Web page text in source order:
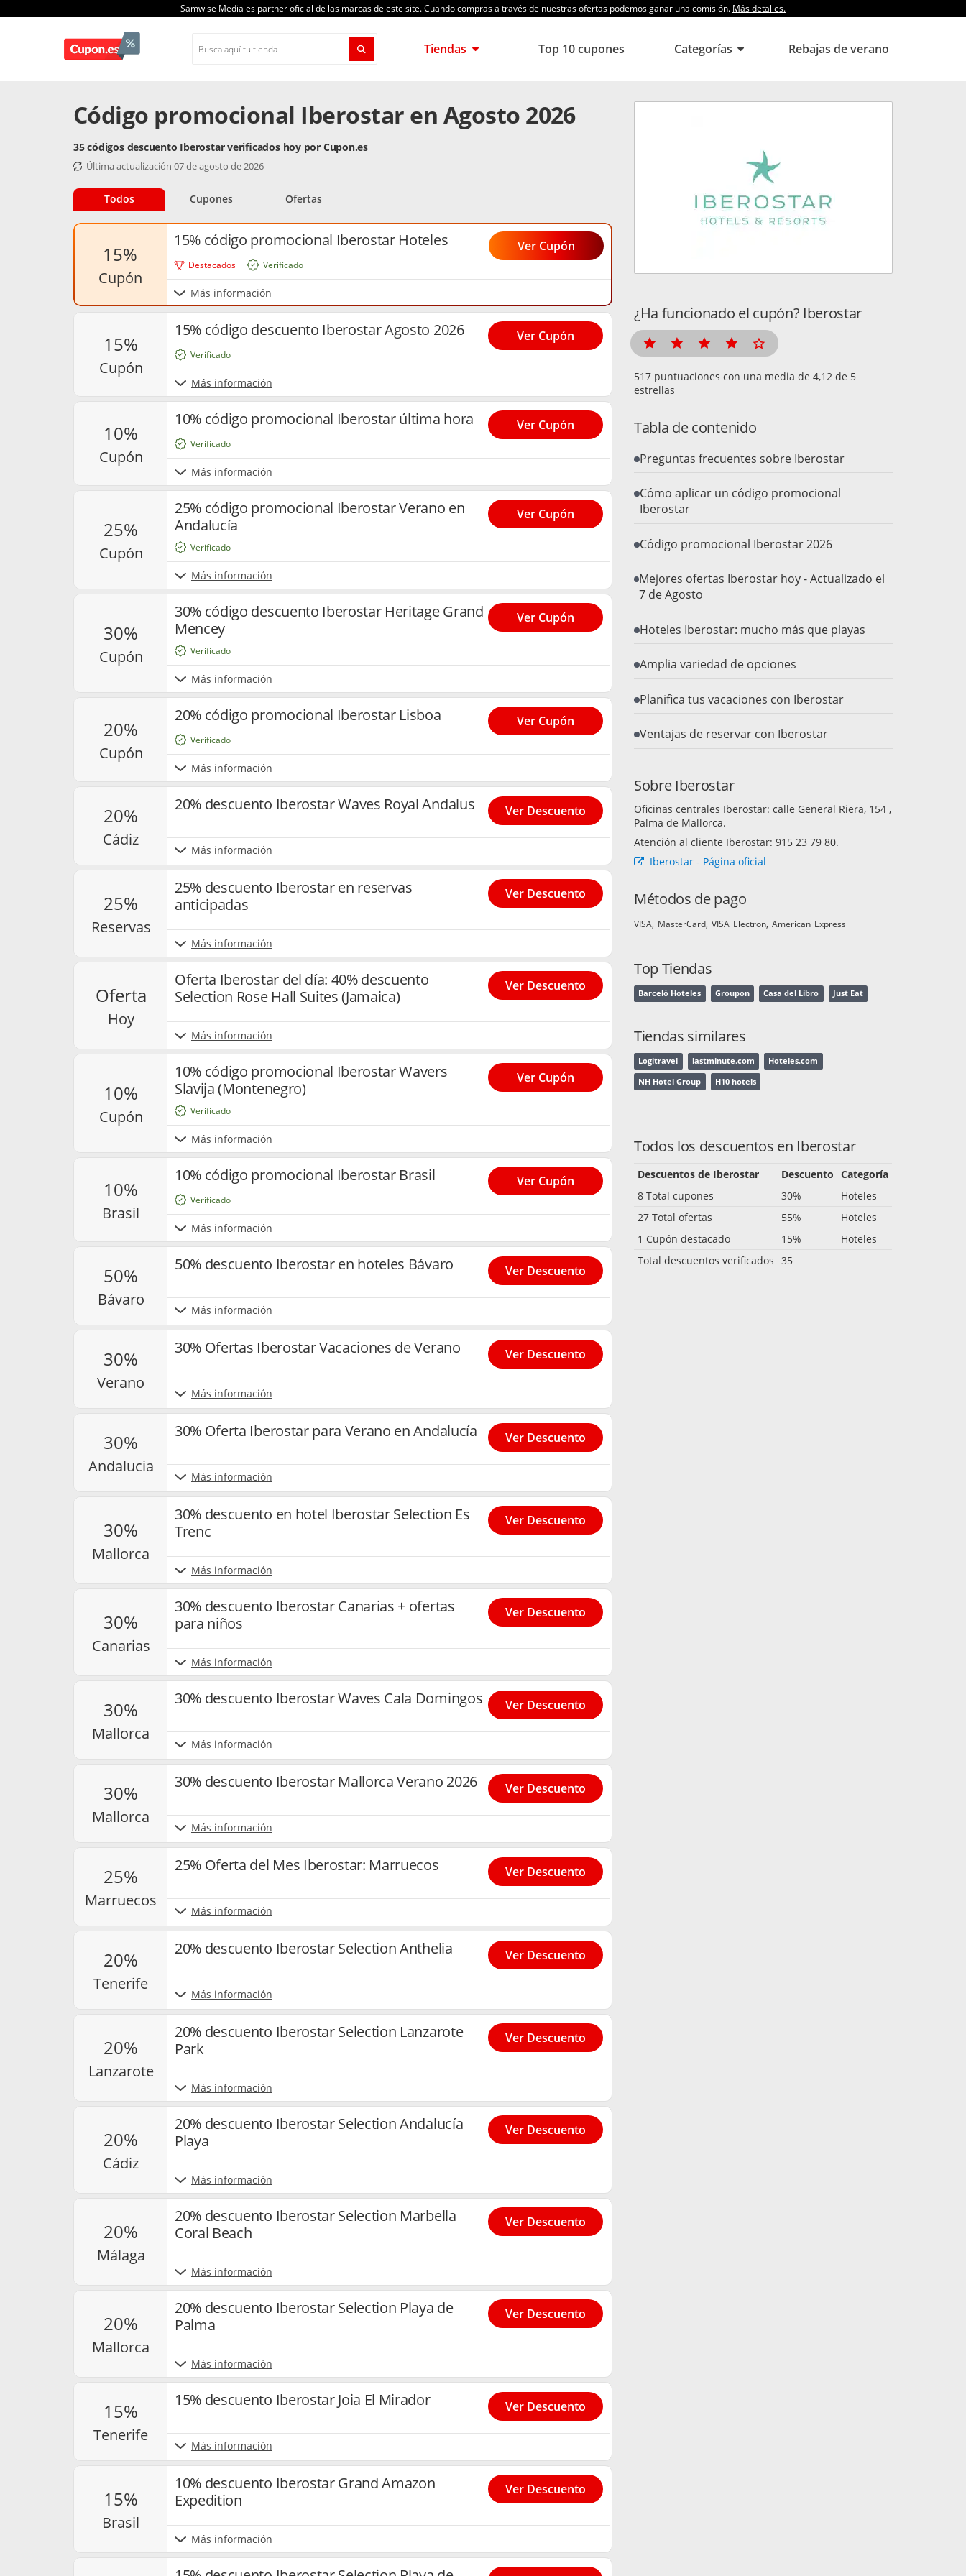
Samwise Media es partner oficial de las marcas de este site. Cuando compras a través de nuestras ofertas podemos ganar una comisión. Más detalles.
Tiendas Top 10 cupones Categorías Rebajas de verano
Código promocional Iberostar en Agosto 2026
35 códigos descuento Iberostar verificados hoy por Cupon.es
Última actualización 07 de agosto de 2026
Todos Cupones Ofertas
Destacados
15%
cupón
15% código promocional Iberostar Hoteles
Más información
Verificado
Ver Cupón
15%
cupón
15% código descuento Iberostar Agosto 2026
Más información
Verificado
Ver Cupón
10%
cupón
10% código promocional Iberostar última hora
Más información
Verificado
Ver Cupón
25%
cupón
25% código promocional Iberostar Verano en
Andalucía
Más información
Verificado
Ver Cupón
30%
cupón
30% código descuento Iberostar Heritage Grand
Mencey
Más información
Verificado
Ver Cupón
20%
cupón
20% código promocional Iberostar Lisboa
Más información
Verificado
Ver Cupón
20%
cádiz
20% descuento Iberostar Waves Royal Andalus
Más información
Ver Descuento
25%
reservas
25% descuento Iberostar en reservas
anticipadas
Más información
Ver Descuento
oferta
hoy
Oferta Iberostar del día: 40% descuento
Selection Rose Hall Suites (Jamaica)
Más información
Ver Descuento
10%
cupón
10% código promocional Iberostar Wavers
Slavija (Montenegro)
Más información
Verificado
Ver Cupón
10%
brasil
10% código promocional Iberostar Brasil
Más información
Verificado
Ver Cupón
50%
bávaro
50% descuento Iberostar en hoteles Bávaro
Más información
Ver Descuento
30%
verano
30% Ofertas Iberostar Vacaciones de Verano
Más información
Ver Descuento
30%
andalucia
30% Oferta Iberostar para Verano en Andalucía
Más información
Ver Descuento
30%
mallorca
30% descuento en hotel Iberostar Selection Es
Trenc
Más información
Ver Descuento
30%
canarias
30% descuento Iberostar Canarias + ofertas
para niños
Más información
Ver Descuento
30%
mallorca
30% descuento Iberostar Waves Cala Domingos
Más información
Ver Descuento
30%
mallorca
30% descuento Iberostar Mallorca Verano 2026
Más información
Ver Descuento
25%
marruecos
25% Oferta del Mes Iberostar: Marruecos
Más información
Ver Descuento
20%
tenerife
20% descuento Iberostar Selection Anthelia
Más información
Ver Descuento
20%
lanzarote
20% descuento Iberostar Selection Lanzarote
Park
Más información
Ver Descuento
20%
cádiz
20% descuento Iberostar Selection Andalucía
Playa
Más información
Ver Descuento
20%
málaga
20% descuento Iberostar Selection Marbella
Coral Beach
Más información
Ver Descuento
20%
mallorca
20% descuento Iberostar Selection Playa de
Palma
Más información
Ver Descuento
15%
tenerife
15% descuento Iberostar Joia El Mirador
Más información
Ver Descuento
15%
brasil
10% descuento Iberostar Grand Amazon
Expedition
Más información
Ver Descuento
¿Ha funcionado el cupón? Iberostar
puntuaciones con una media de
de 5
estrellas
Tabla de contenido
Preguntas frecuentes sobre Iberostar
Cómo aplicar un código promocional
Iberostar
Código promocional Iberostar 2026
Mejores ofertas Iberostar hoy - Actualizado el
7 de Agosto
Hoteles Iberostar: mucho más que playas
Amplia variedad de opciones
Planifica tus vacaciones con Iberostar
Ventajas de reservar con Iberostar
Sobre Iberostar
Oficinas centrales Iberostar: calle General Riera, 154 ,
Palma de Mallorca.
Atención al cliente Iberostar: 915 23 79 80.
Iberostar - Página oficial
Métodos de pago
VISA MasterCard VISA Electron American Express
Top Tiendas
Barceló Hoteles Groupon Casa del Libro Just Eat
Tiendas similares
Logitravel lastminute.com Hoteles.com
NH Hotel Group H10 hotels
Todos los descuentos en Iberostar
Descuentos de Iberostar Descuento Categoría
8 Total cupones
30%
Hoteles
27 Total ofertas
55%
Hoteles
1 Cupón destacado
15%
Hoteles
Total descuentos verificados 35